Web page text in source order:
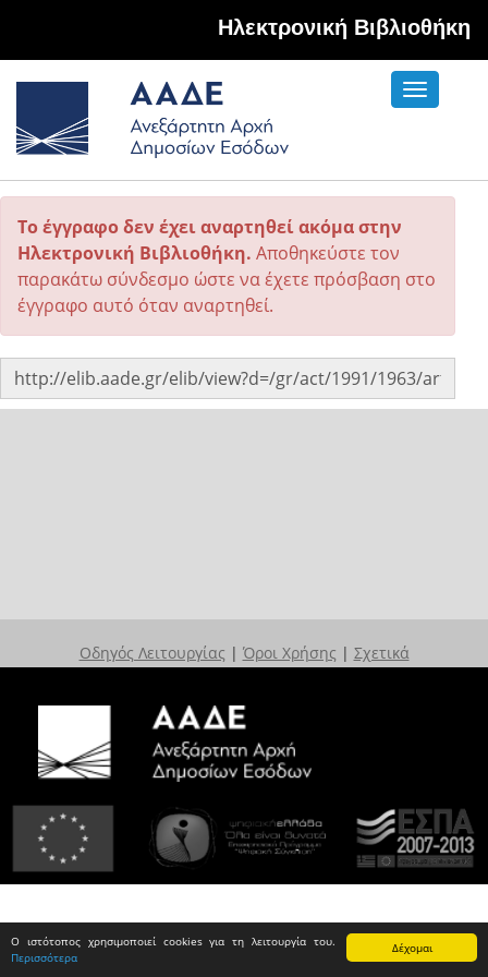
Δέχομαι
Ο ιστότοπος χρησιμοποιεί cookies για τη λειτουργία του.
Περισσότερα
Hλεκτρονική Βιβλιοθήκη
Toggle
Το έγγραφο δεν έχει αναρτηθεί ακόμα στην
Ηλεκτρονική Βιβλιοθήκη. Αποθηκεύστε τον
παρακάτω σύνδεσμο ώστε να έχετε πρόσβαση στο
έγγραφο αυτό όταν αναρτηθεί.
Οδηγός Λειτουργίας | Όροι Χρήσης | Σχετικά